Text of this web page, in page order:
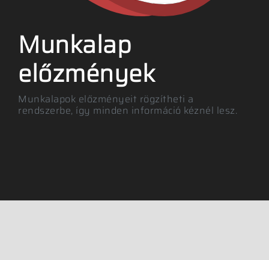
Munkalap
előzmények
Munkalapok előzményeit rögzítheti a
rendszerbe, így minden információ kéznél lesz.